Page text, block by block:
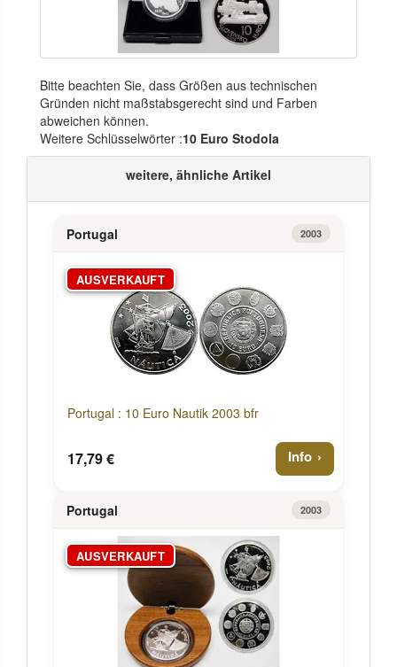
Bitte beachten Sie, dass Größen aus technischen
Gründen nicht maßstabsgerecht sind und Farben
abweichen können.
Weitere Schlüsselwörter :10 Euro Stodola
weitere, ähnliche Artikel
Portugal 2003
AUSVERKAUFT
Portugal : 10 Euro Nautik 2003 bfr
17,79 € Info
Portugal 2003
AUSVERKAUFT